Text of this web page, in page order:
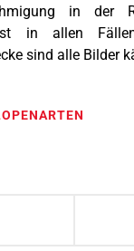
in der
ist in allen
sind alle Bilder